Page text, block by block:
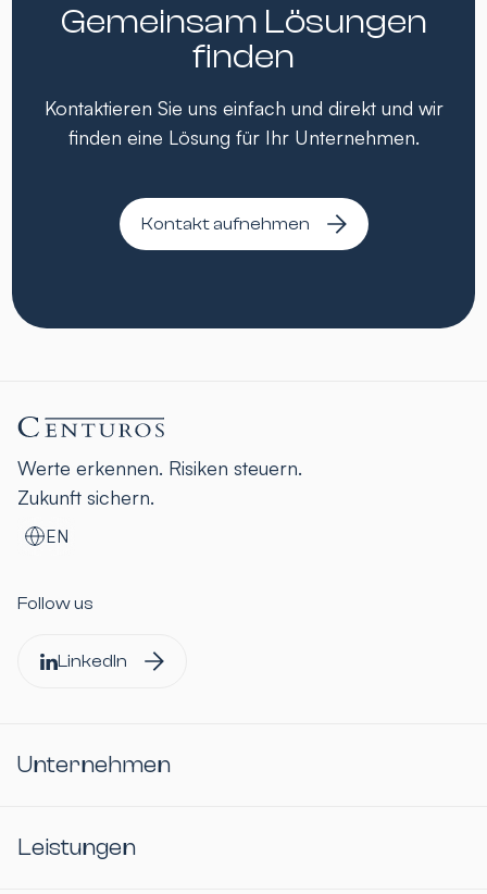
Gemeinsam Lösungen
finden
Kontaktieren Sie uns einfach und direkt und wir
finden eine Lösung für Ihr Unternehmen.
Kontakt aufnehmen
Werte erkennen. Risiken steuern.
Zukunft sichern.
EN
Follow us
LinkedIn
Unternehmen
Leistungen